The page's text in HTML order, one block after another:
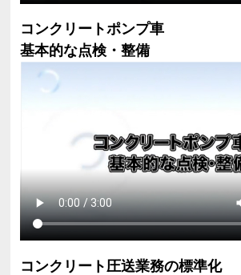
コンクリートポンプ車
基本的な点検・整備
コンクリート圧送業務の標準化